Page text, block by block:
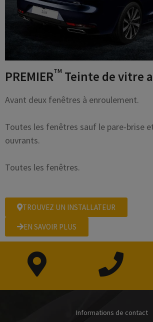
PREMIERTM Teinte de vitre
Avant deux fenêtres à enroulement.
Toutes les fenêtres sauf le pare-brise
ouvrants.
Toutes les fenêtres.
TROUVEZ UN INSTALLATEUR
EN SAVOIR PLUS
Informations de contact